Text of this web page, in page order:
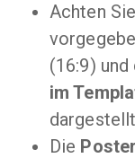
Achten
(16:9) und
im
Die